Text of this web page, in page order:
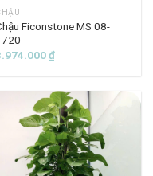
₫
Ficonstone MS 08-
₫